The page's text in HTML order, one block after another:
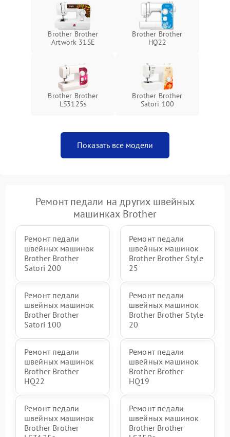
Brother Brother
Artwork 31SE
Brother Brother
HQ22
Brother Brother
LS3125s
Brother Brother
Satori 100
Показать все модели
Ремонт педали на других швейных
машинках Brother
Ремонт педали
швейных машинок
Brother Brother
Satori 200
Ремонт педали
швейных машинок
Brother Brother Style
25
Ремонт педали
швейных машинок
Brother Brother
Satori 100
Ремонт педали
швейных машинок
Brother Brother Style
20
Ремонт педали
швейных машинок
Brother Brother
HQ22
Ремонт педали
швейных машинок
Brother Brother
HQ19
Ремонт педали
швейных машинок
Brother Brother
Ремонт педали
швейных машинок
Brother Brother